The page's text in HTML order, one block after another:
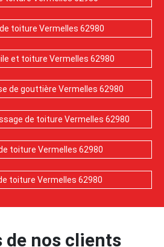
toiture Vermelles 62980
et toiture Vermelles 62980
de gouttière Vermelles 62980
de toiture Vermelles 62980
toiture Vermelles 62980
toiture Vermelles 62980
de nos clients